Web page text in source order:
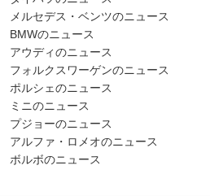
メルセデス・ベンツのニュース
BMWのニュース
アウディのニュース
フォルクスワーゲンのニュース
ポルシェのニュース
ミニのニュース
プジョーのニュース
アルファ・ロメオのニュース
ボルボのニュース